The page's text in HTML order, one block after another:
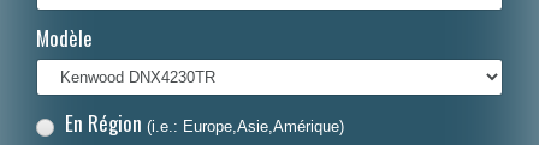
Nederlands
Dansk
Modèle
En Région (i.e.: Europe,Asie,Amérique)